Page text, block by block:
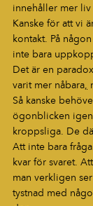
innehåller mer
Kanske för att vi
kontakt. På
inte bara
Det är en
varit mer nåbara,
Så kanske
ögonblicken
kroppsliga. De
Att inte bara fråga
kvar för svaret.
man verkligen
tystnad med